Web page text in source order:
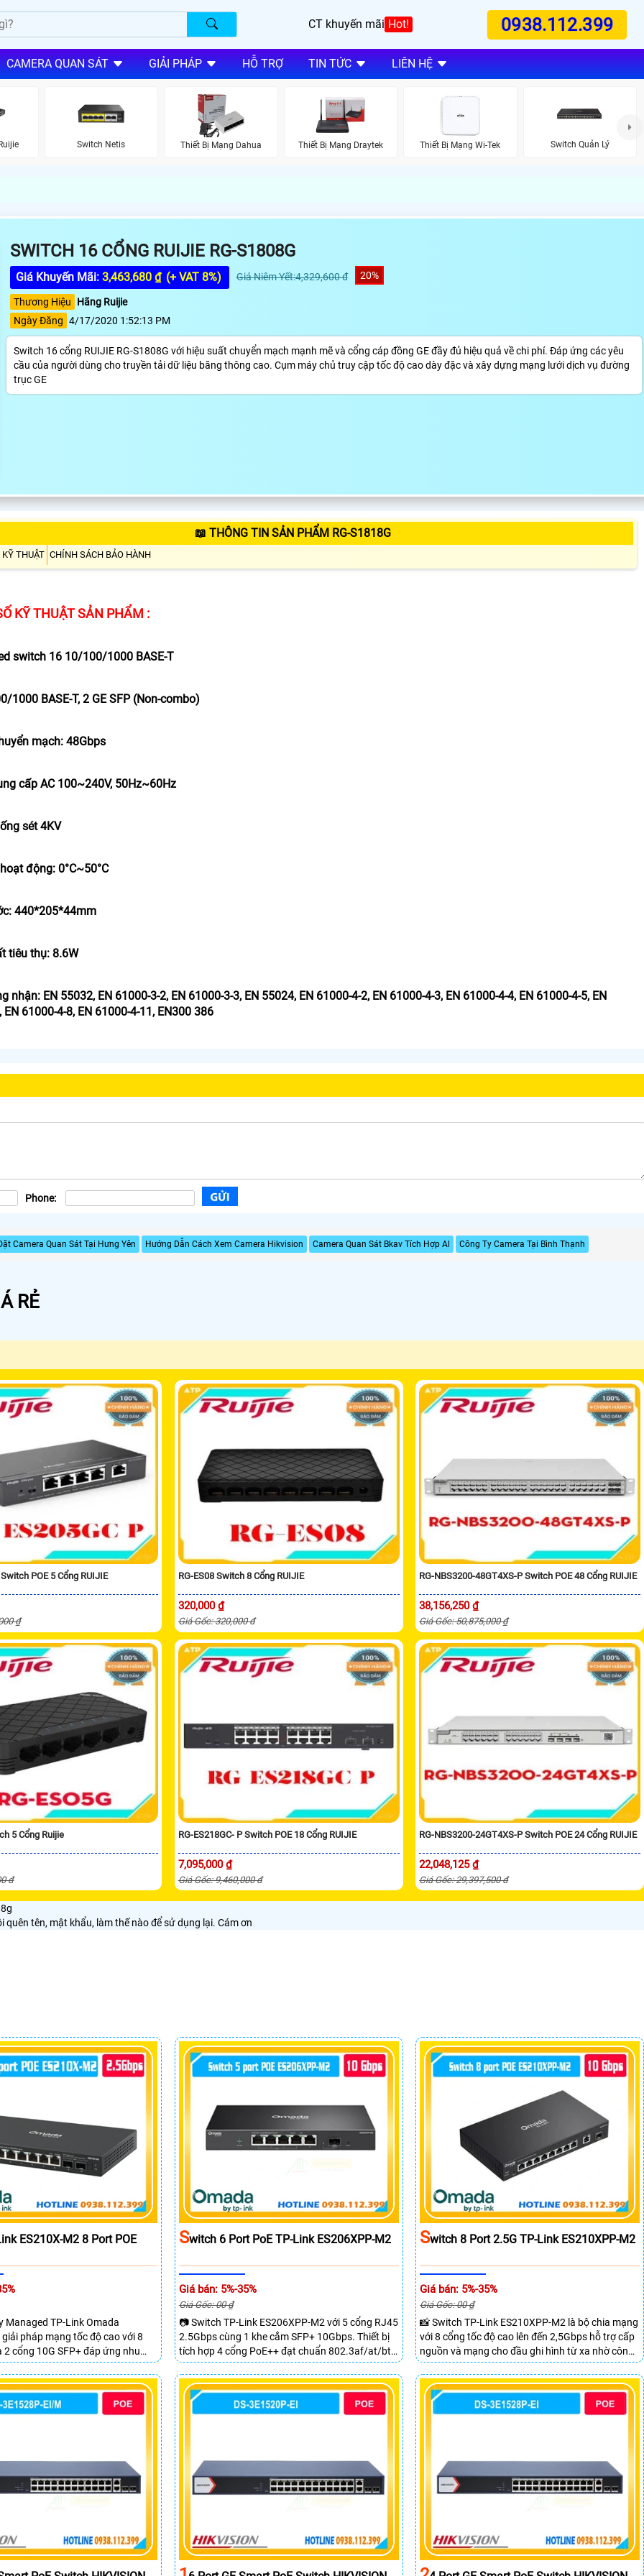
CT khuyến mãi Hot! 0938.112.399
CAMERA QUAN SÁT GIẢI PHÁP HỖ TRỢ TIN TỨC LIÊN HỆ
Switch Netis Thiết Bị Mạng Dahua Thiết Bị Mạng Draytek Thiết Bị Mạng Wi-Tek Switch Quản Lý
SWITCH 16 CỔNG RUIJIE RG-S1808G
Giá Khuyến Mãi: 3,463,680 ₫ (+ VAT 8%) Giá Niêm Yết:4,329,600 đ 20%
Thương Hiệu
Hãng Ruijie
Ngày Đăng 4/17/2020 1:52:13 PM
Switch 16 cổng RUIJIE RG-S1808G với hiệu suất chuyển mạch mạnh mẽ và cổng cáp đồng GE đầy đủ hiệu quả về chi phí. Đáp ứng các yêu
cầu của người dùng cho truyền tải dữ liệu băng thông cao. Cụm máy chủ truy cập tốc độ cao dày đặc và xây dựng mạng lưới dịch vụ đường
trục GE
📖 THÔNG TIN SẢN PHẨM RG-S1818G
THUẬT CHÍNH SÁCH BẢO HÀNH
KỸ THUẬT SẢN PHẨM :
switch 16 10/100/1000 BASE-T
1000 BASE-T, 2 GE SFP (Non-combo)
mạch: 48Gbps
cấp AC 100~240V, 50Hz~60Hz
sét 4KV
động: 0°C~50°C
440*205*44mm
tiêu thụ: 8.6W
nhận: EN 55032, EN 61000-3-2, EN 61000-3-3, EN 55024, EN 61000-4-2, EN 61000-4-3, EN 61000-4-4, EN 61000-4-5, EN
EN 61000-4-8, EN 61000-4-11, EN300 386
Phone:
Camera Quan Sát Tại Hưng Yên Hướng Dẫn Cách Xem Camera Hikvision Camera Quan Sát Bkav Tích Hợp Al Công Ty Camera Tại Bình Thạnh
RẺ
POE 5 Cổng RUIJIE
₫
RG-ES08 Switch 8 Cổng RUIJIE
320,000 ₫
Giá Gốc: 320,000 đ
RG-NBS3200-48GT4XS-P Switch POE 48 Cổng RUIJIE
38,156,250 ₫
Giá Gốc: 50,875,000 ₫
5 Cổng Ruijie
đ
RG-ES218GC- P Switch POE 18 Cổng RUIJIE
7,095,000 ₫
Giá Gốc: 9,460,000 đ
RG-NBS3200-24GT4XS-P Switch POE 24 Cổng RUIJIE
22,048,125 ₫
Giá Gốc: 29,397,500 đ
tên, mật khẩu, làm thế nào để sử dụng lại. Cám ơn
ES210X-M2 8 Port POE
Managed TP-Link Omada
giải pháp mạng tốc độ cao với 8
2 cổng 10G SFP+ đáp ứng nhu
liệu lớn sở hữu băng thông
tốc độ chuyển tiếp
lại kết nối ổn định cho doanh
và hệ thống mạng hiện đại.
SWitch 6 Port PoE TP-Link ES206XPP-M2
Giá bán: 5%-35%
Giá Gốc: 00 ₫
📷 Switch TP-Link ES206XPP-M2 với 5 cổng RJ45
2.5Gbps cùng 1 khe cắm SFP+ 10Gbps. Thiết bị
tích hợp 4 cổng PoE++ đạt chuẩn 802.3af/at/bt
tổng công suất 120W cấp nguồn đến 90W mỗi
cổng đáp ứng tốt hệ thống camera IP và WiFi
hiệu suất cao.
SWitch 8 Port 2.5G TP-Link ES210XPP-M2
Giá bán: 5%-35%
Giá Gốc: 00 ₫
📸 Switch TP-Link ES210XPP-M2 là bộ chia mạng
với 8 cổng tốc độ cao lên đến 2,5Gbps hỗ trợ cấp
nguồn và mạng cho đầu ghi hình từ xa nhờ công
suất POE lên đến